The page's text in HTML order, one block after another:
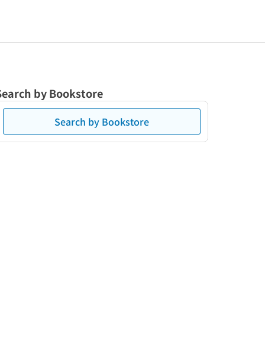
by Bookstore
Search by Bookstore